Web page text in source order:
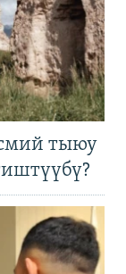
тыюу